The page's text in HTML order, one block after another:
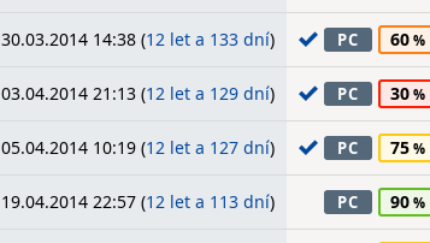
30.03.2014 14:38 (12 let a 133 dní) PC 60
03.04.2014 21:13 (12 let a 129 dní) PC 30
05.04.2014 10:19 (12 let a 127 dní) PC 75
19.04.2014 22:57 (12 let a 113 dní) PC 90